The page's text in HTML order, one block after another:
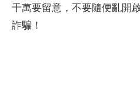
千萬要留意，不要隨便亂開
詐騙！